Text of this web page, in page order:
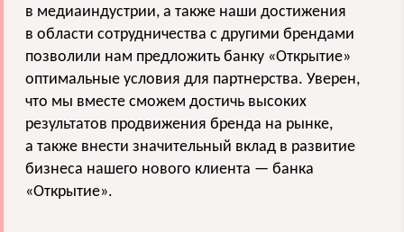
в медиаиндустрии, а также наши достижения
в области сотрудничества с другими брендами
позволили нам предложить банку «Открытие»
оптимальные условия для партнерства. Уверен,
что мы вместе сможем достичь высоких
результатов продвижения бренда на рынке,
а также внести значительный вклад в развитие
бизнеса нашего нового клиента — банка
«Открытие».